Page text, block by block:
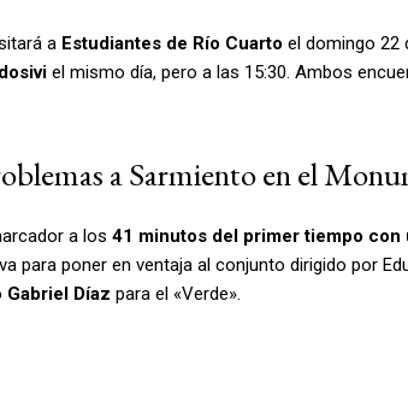
a Estudiantes de Río Cuarto el domingo 22
el mismo día, pero a las 15:30. Ambos
a Sarmiento en el
a los 41 minutos del primer tiempo con
para poner en ventaja al conjunto dirigido por
Gabriel Díaz para el «Verde».